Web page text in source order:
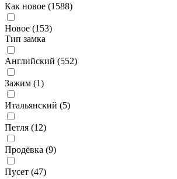
Как новое (1588)
Новое (153)
Тип замка
Английский (552)
Зажим (1)
Итальянский (5)
Петля (12)
Продёвка (9)
Пусет (47)